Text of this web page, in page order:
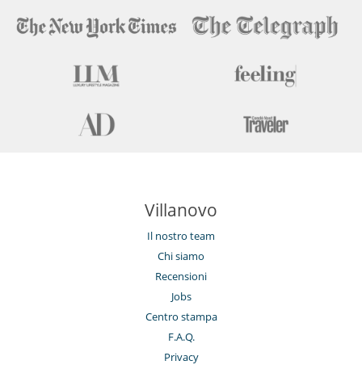
Villanovo
Il nostro team
Chi siamo
Recensioni
Jobs
Centro stampa
F.A.Q.
Privacy